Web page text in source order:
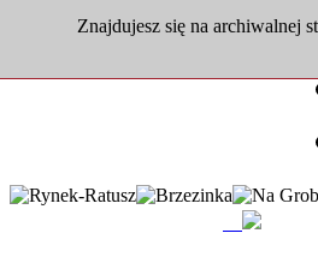
Znajdujesz się na archiwalnej